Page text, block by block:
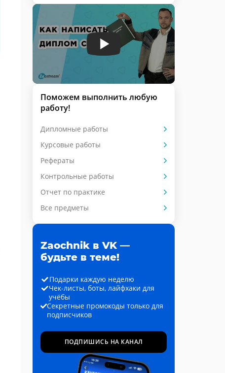
Поможем выполнить любую
работу!
Дипломные работы
Курсовые работы
Рефераты
Контрольные работы
Отчет по практике
Все предметы
Zaochnik в VK —
будьте в теме!
Подарки каждую неделю
Чек-листы, боты, лайфхаки для
учёбы
Секретные промокоды только для
подписчиков
ПОДПИШИСЬ НА КАНАЛ